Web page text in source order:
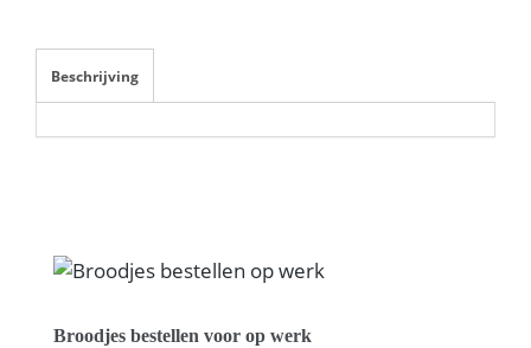
Beschrijving
Broodjes bestellen voor op werk